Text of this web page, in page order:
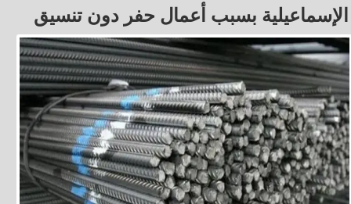
الإسماعيلية بسبب أعمال حفر دون تنسيق